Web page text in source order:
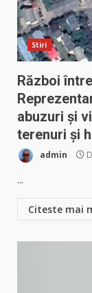
Stiri
Război
abuzuri și
terenuri și
admin
...
Citeste mai